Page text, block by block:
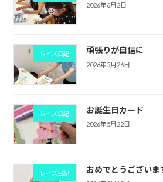
2026年6月2日
レイズ日記 頑張りが自信に
2026年5月26日
レイズ日記 お誕生日カード
2026年5月22日
レイズ日記 おめでとうございま